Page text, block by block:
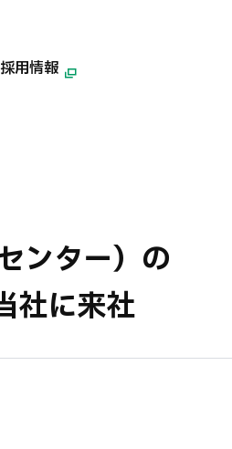
採用情報
ンター）の
社に来社